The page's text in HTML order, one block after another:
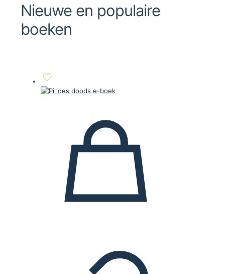
Nieuwe en populaire
boeken